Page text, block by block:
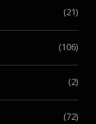
(21)
(106)
(2)
(72)